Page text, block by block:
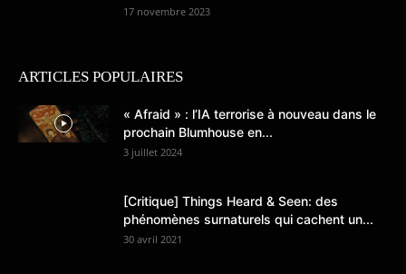
17 novembre 2023
ARTICLES POPULAIRES
« Afraid » : l’IA terrorise à nouveau dans le
prochain Blumhouse en...
3 juillet 2024
[Critique] Things Heard & Seen: des
phénomènes surnaturels qui cachent un...
30 avril 2021